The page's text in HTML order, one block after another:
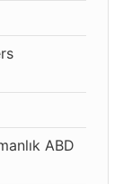
ABD